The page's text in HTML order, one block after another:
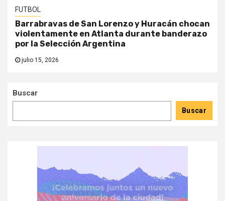
FUTBOL
Barrabravas de San Lorenzo y Huracán chocan
violentamente en Atlanta durante banderazo
por la Selección Argentina
julio 15, 2026
Buscar
Buscar